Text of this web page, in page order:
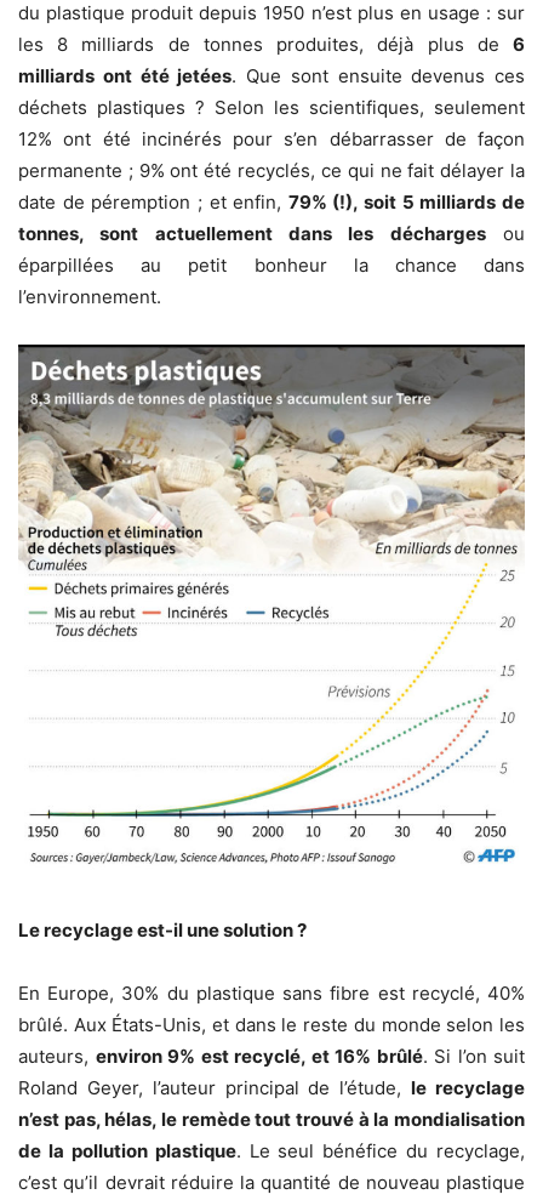
du plastique produit depuis 1950 n’est plus en usage : sur
les 8 milliards de tonnes produites, déjà plus de 6
milliards ont été jetées. Que sont ensuite devenus ces
déchets plastiques ? Selon les scientifiques, seulement
12% ont été incinérés pour s’en débarrasser de façon
permanente ; 9% ont été recyclés, ce qui ne fait délayer la
date de péremption ; et enfin, 79% (!), soit 5 milliards de
tonnes, sont actuellement dans les déchargesou
éparpillées au petit bonheur la chance dans
l’environnement.
Le recyclage est-il une solution ?
En Europe, 30% du plastique sans fibre est recyclé, 40%
brûlé. Aux États-Unis, et dans le reste du monde selon les
auteurs, environ 9% est recyclé, et 16% brûlé. Si l’on suit
Roland Geyer, l’auteur principal de l’étude,le recyclage
n’est pas, hélas, le remède tout trouvé à la mondialisation
de la pollution plastique. Le seul bénéfice du recyclage,
c’est qu’il devrait réduire la quantité de nouveau plastique